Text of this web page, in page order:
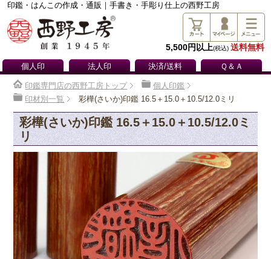
印鑑・はんこの作成・通販｜手書き・手彫り仕上の西野工房
5,500円以上(税込) 送料無料
個人印 法人印 決済/送料 Ｑ＆Ａ
印鑑専門店の西野工房トップ
個人印鑑
印材別一覧
彩樺(さいか)印鑑 16.5＋15.0＋10.5/12.0ミリ
彩樺(さいか)印鑑 16.5＋15.0＋10.5/12.0ミ
リ